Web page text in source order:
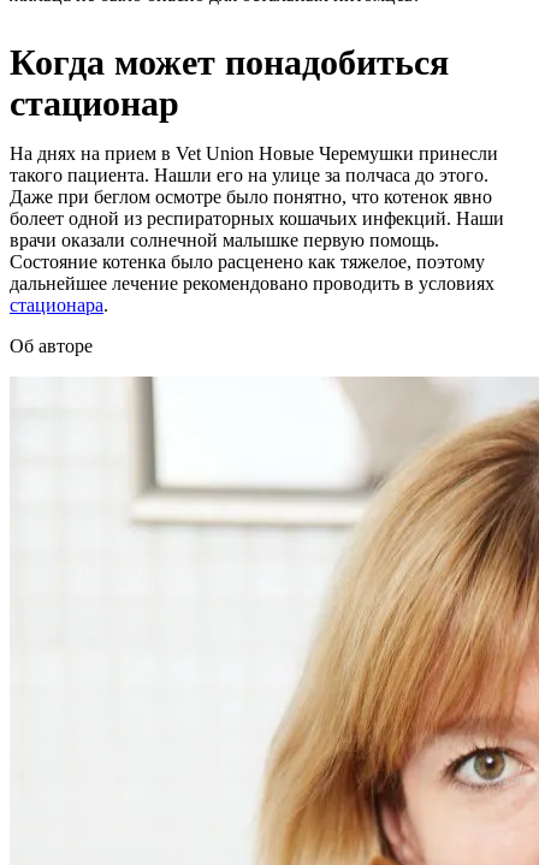
Когда может понадобиться
стационар
На днях на прием в Vet Union Новые Черемушки принесли
такого пациента. Нашли его на улице за полчаса до этого.
Даже при беглом осмотре было понятно, что котенок явно
болеет одной из респираторных кошачьих инфекций. Наши
врачи оказали солнечной малышке первую помощь.
Состояние котенка было расценено как тяжелое, поэтому
дальнейшее лечение рекомендовано проводить в условиях
стационара.
Об авторе